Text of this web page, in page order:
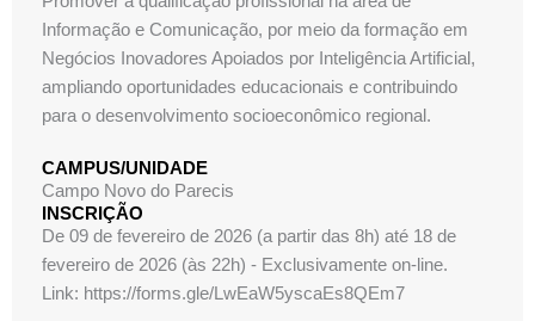
Informação e Comunicação, por meio da formação em
Negócios Inovadores Apoiados por Inteligência Artificial,
ampliando oportunidades educacionais e contribuindo
para o desenvolvimento socioeconômico regional.
CAMPUS/UNIDADE
Campo Novo do Parecis
INSCRIÇÃO
De 09 de fevereiro de 2026 (a partir das 8h) até 18 de
fevereiro de 2026 (às 22h) - Exclusivamente on-line.
Link: https://forms.gle/LwEaW5yscaEs8QEm7